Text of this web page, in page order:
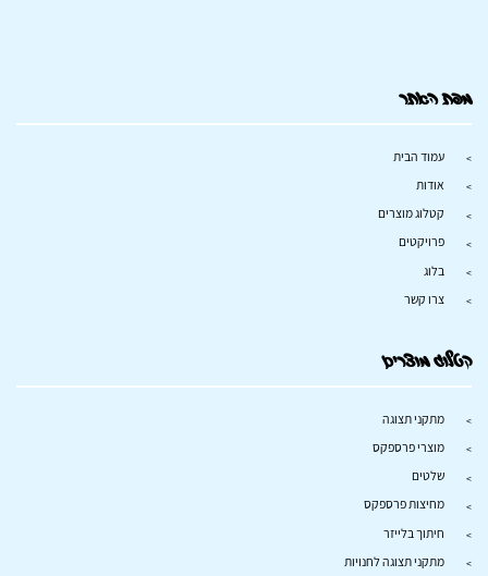
מפת האתר
עמוד הבית
אודות
קטלוג מוצרים
פרויקטים
בלוג
צרו קשר
קטלוג מוצרים
מתקני תצוגה
מוצרי פרספקס
שלטים
מחיצות פרספקס
חיתוך בלייזר
מתקני תצוגה לחנויות